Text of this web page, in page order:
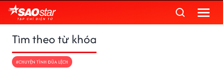
Tìm theo từ khóa
#CHUYỆN TÌNH ĐŨA LỆCH